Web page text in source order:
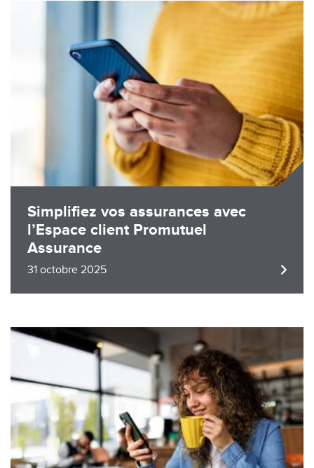
Simplifiez vos assurances avec
l’Espace client Promutuel
Assurance
31 octobre 2025
Image